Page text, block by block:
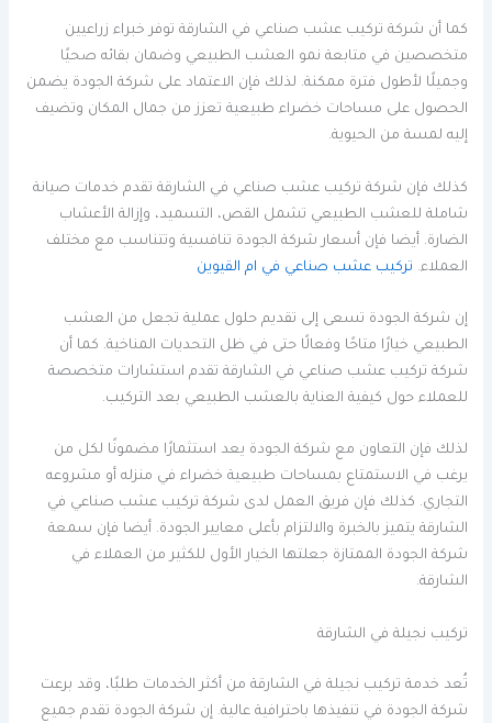
كما أن شركة تركيب عشب صناعي في الشارقة توفر خبراء زراعيين
متخصصين في متابعة نمو العشب الطبيعي وضمان بقائه صحيًا
وجميلًا لأطول فترة ممكنة. لذلك فإن الاعتماد على شركة الجودة يضمن
الحصول على مساحات خضراء طبيعية تعزز من جمال المكان وتضيف
إليه لمسة من الحيوية.
كذلك فإن شركة تركيب عشب صناعي في الشارقة تقدم خدمات صيانة
شاملة للعشب الطبيعي تشمل القص، التسميد، وإزالة الأعشاب
الضارة. أيضا فإن أسعار شركة الجودة تنافسية وتتناسب مع مختلف
العملاء. تركيب عشب صناعي في ام القيوين
إن شركة الجودة تسعى إلى تقديم حلول عملية تجعل من العشب
الطبيعي خيارًا متاحًا وفعالًا حتى في ظل التحديات المناخية. كما أن
شركة تركيب عشب صناعي في الشارقة تقدم استشارات متخصصة
للعملاء حول كيفية العناية بالعشب الطبيعي بعد التركيب.
لذلك فإن التعاون مع شركة الجودة يعد استثمارًا مضمونًا لكل من
يرغب في الاستمتاع بمساحات طبيعية خضراء في منزله أو مشروعه
التجاري. كذلك فإن فريق العمل لدى شركة تركيب عشب صناعي في
الشارقة يتميز بالخبرة والالتزام بأعلى معايير الجودة. أيضا فإن سمعة
شركة الجودة الممتازة جعلتها الخيار الأول للكثير من العملاء في
الشارقة.
تركيب نجيلة في الشارقة
تُعد خدمة تركيب نجيلة في الشارقة من أكثر الخدمات طلبًا، وقد برعت
شركة الجودة في تنفيذها باحترافية عالية. إن شركة الجودة تقدم جميع